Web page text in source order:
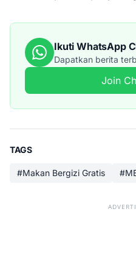
Ikuti WhatsApp
Dapatkan berita
Join
TAGS
#Makan Bergizi Gratis